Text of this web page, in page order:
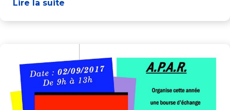
Lire la suite